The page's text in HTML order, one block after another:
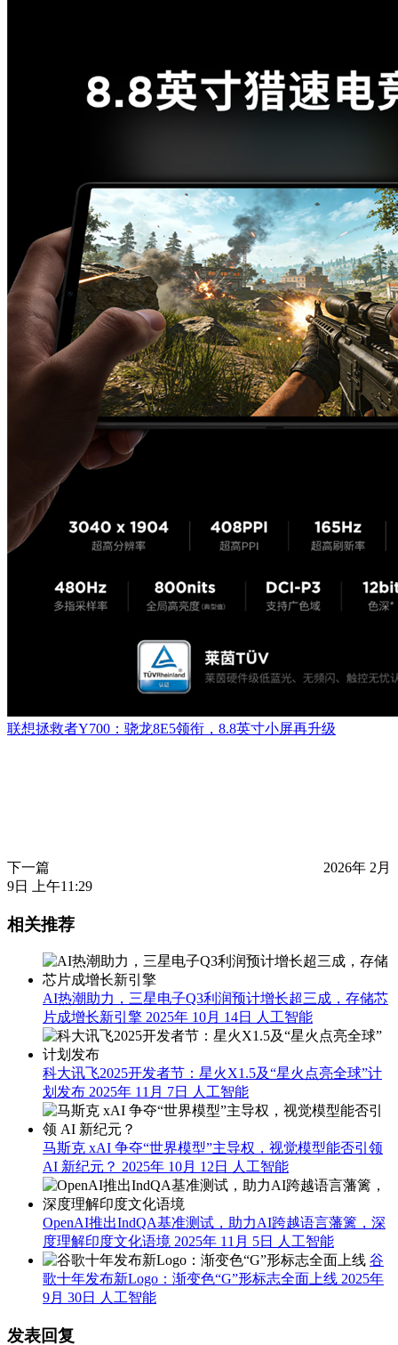
联想拯救者Y700：骁龙8E5领衔，8.8英寸小屏再升级
下一篇
2026年 2月
9日 上午11:29
相关推荐
AI热潮助力，三星电子Q3利润预计增长超三成，存储芯
片成增长新引擎 2025年 10月 14日 人工智能
科大讯飞2025开发者节：星火X1.5及“星火点亮全球”计
划发布 2025年 11月 7日 人工智能
马斯克 xAI 争夺“世界模型”主导权，视觉模型能否引领
AI 新纪元？ 2025年 10月 12日 人工智能
OpenAI推出IndQA基准测试，助力AI跨越语言藩篱，深
度理解印度文化语境 2025年 11月 5日
人工智能
谷
歌十年发布新Logo：渐变色“G”形标志全面上线 2025年
9月 30日
人工智能
发表回复